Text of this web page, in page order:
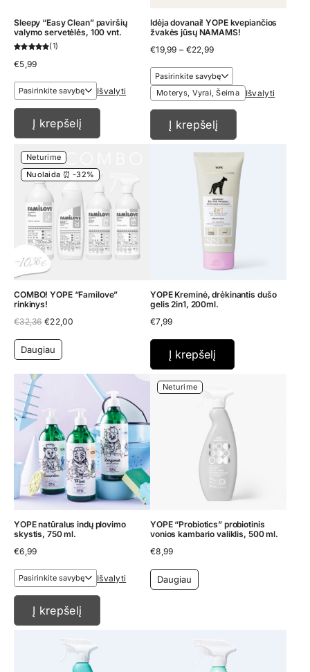
Sleepy “Easy Clean” paviršių
valymo servetėlės, 100 vnt.
1
€5,99
Išvalyti
Į krepšelį
Idėja dovanai! YOPE kvepiančios
žvakės jūsų NAMAMS!
€19,99 – €22,99Price
€19,99
through
€22,99
Moterys, Vyrai, Šeima Išvalyti
Į krepšelį
Neturime
Nuolaida ⏰ -32%
COMBO! YOPE “Familove”
rinkinys!
€32,36 Original
was:
€32,36.
€22,00
Daugiau
YOPE Kreminė, drėkinantis dušo
gelis 2in1, 200ml.
€7,99
Į krepšelį
YOPE natūralus indų plovimo
skystis, 750 ml.
€6,99
Išvalyti
Į krepšelį
Neturime
YOPE “Probiotics” probiotinis
vonios kambario valiklis, 500 ml.
€8,99
Daugiau